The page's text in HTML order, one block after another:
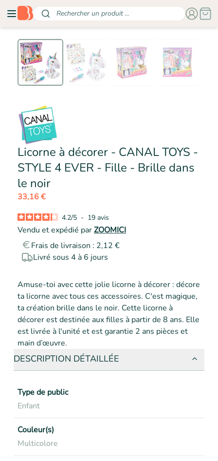
Rechercher un produit ...
Licorne à décorer - CANAL TOYS -
STYLE 4 EVER - Fille - Brille dans
le noir- CANAL TOYS
33,16 €
4.2/5 - 19 avis
Vendu et expédié parZOOMICI
Frais de livraison : 2,12 €
Livré sous 4 à 6 jours
Amuse-toi avec cette jolie licorne à décorer : décore
ta licorne avec tous ces accessoires. C'est magique,
ta création brille dans le noir. Cette licorne à
décorer est destinée aux filles à partir de 8 ans. Elle
est livrée à l'unité et est garantie 2 ans pièces et
main d’œuvre.
DESCRIPTION DÉTAILLÉE
Type de public
Enfant
Couleur(s)
Multicolore